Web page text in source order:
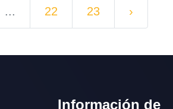
... 22 23 ›
Información de